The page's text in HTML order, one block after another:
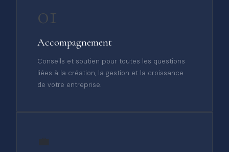
01
Accompagnement
Conseils et soutien pour toutes les questions
liées à la création, la gestion et la croissance
de votre entreprise.